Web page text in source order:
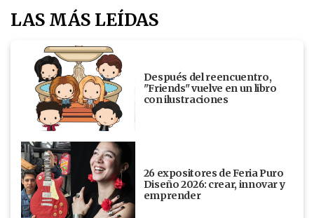
LAS MÁS LEÍDAS
Después del reencuentro,
"Friends" vuelve en un libro
con ilustraciones
26 expositores de Feria Puro
Diseño 2026: crear, innovar y
emprender